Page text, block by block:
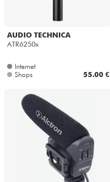
AUDIO TECHNICA
ATR6250x
Internet
Shops
55.00 €